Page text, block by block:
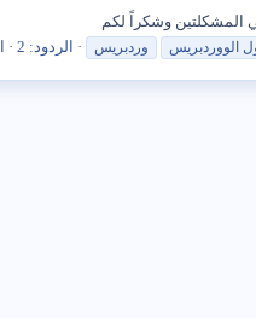
المشكلتين وشكراً لكم
الووردبريس وردبريس الردود: 2